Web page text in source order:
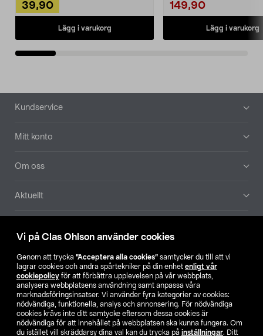
Vi på Clas Ohlson använder cookies
Genom att trycka ”Acceptera alla cookies” samtycker du till att vi
lagrar cookies och andra spårtekniker på din enhet enligt vår
cookiepolicy för att förbättra upplevelsen på vår webbplats,
analysera webbplatsens användning samt anpassa våra
marknadsföringsinsatser. Vi använder fyra kategorier av cookies:
nödvändiga, funktionella, analys och annonsering. För nödvändiga
cookies krävs inte ditt samtycke eftersom dessa cookies är
nödvändiga för att innehållet på webbplatsen ska kunna fungera. Om
du istället vill skräddarsy dina val kan du trycka på inställningar. Ditt
39,90
Lägg i varukorg
149,90
Lägg i varukorg
Sidfot
Kundservice
Mitt konto
Om oss
Aktuellt
Hitta butik
SE NO FI